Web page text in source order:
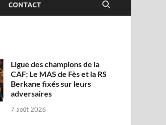
CONTACT
Ligue des champions de la
CAF: Le MAS de Fès et la RS
Berkane fixés sur leurs
adversaires
7 août 2026